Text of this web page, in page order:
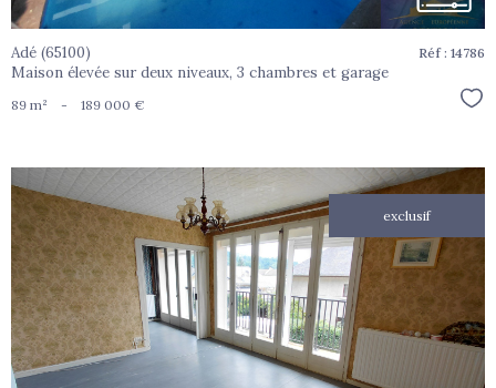
Adé (65100)
Maison élevée sur deux niveaux, 3 chambres et garage
Réf : 14786
89 m² - 189 000 €
exclusif
voir le
bien